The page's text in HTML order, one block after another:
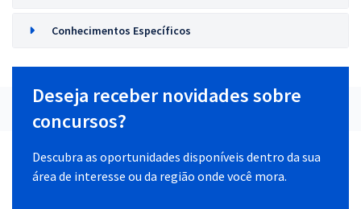
Conhecimentos Específicos
Deseja receber novidades sobre
concursos?
Descubra as oportunidades disponíveis dentro da sua
área de interesse ou da região onde você mora.